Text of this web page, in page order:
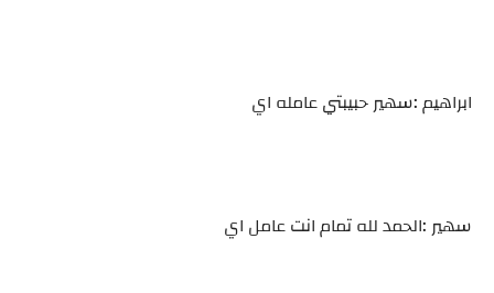
ابراهيم :سهير حبيبتي عامله اي
سهير :الحمد لله تمام انت عامل اي